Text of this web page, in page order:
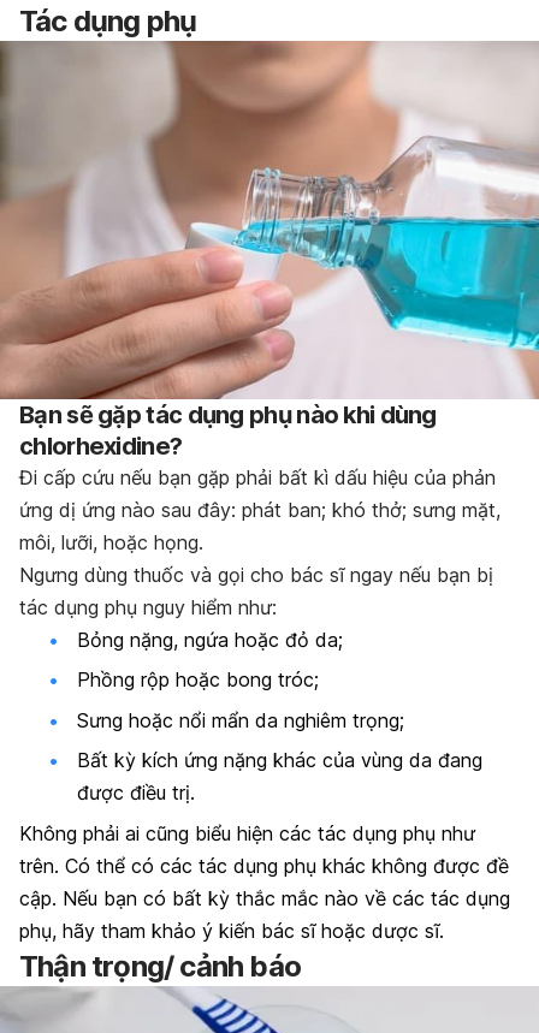
Tác dụng phụ
Bạn sẽ gặp tác dụng phụ nào khi dùng
chlorhexidine?
Đi cấp cứu nếu bạn gặp phải bất kì dấu hiệu của phản
ứng dị ứng nào sau đây: phát ban; khó thở; sưng mặt,
môi, lưỡi, hoặc họng.
Ngưng dùng thuốc và gọi cho bác sĩ ngay nếu bạn bị
tác dụng phụ nguy hiểm như:
Bỏng nặng, ngứa hoặc đỏ da;
Phồng rộp hoặc bong tróc;
Sưng hoặc nổi mẩn da nghiêm trọng;
Bất kỳ kích ứng nặng khác của vùng da đang
được điều trị.
Không phải ai cũng biểu hiện các tác dụng phụ như
trên. Có thể có các tác dụng phụ khác không được đề
cập. Nếu bạn có bất kỳ thắc mắc nào về các tác dụng
phụ, hãy tham khảo ý kiến bác sĩ hoặc dược sĩ.
Thận trọng/ cảnh báo